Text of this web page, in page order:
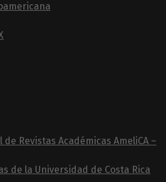
de Revistas Académicas AmeliCA –
de la Universidad de Costa Rica